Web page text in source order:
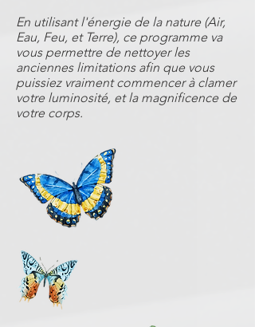
En utilisant l'énergie de la nature (Air,
Eau, Feu, et Terre), ce programme va
vous permettre de nettoyer les
anciennes limitations afin que vous
puissiez vraiment commencer à clamer
votre luminosité, et la magnificence de
votre corps.​